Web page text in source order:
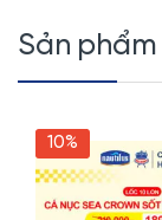
Sản
10%